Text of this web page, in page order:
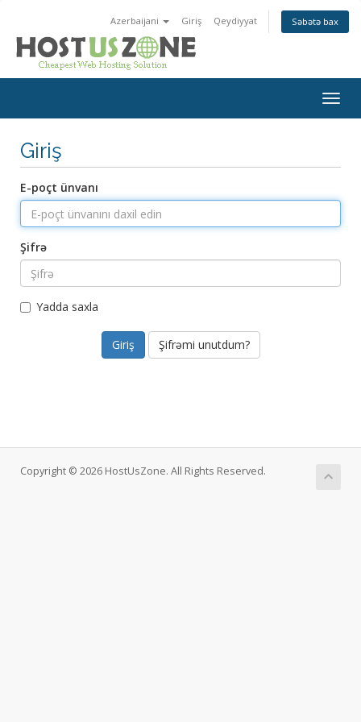
Azerbaijani Giriş Qeydiyyat Səbətə bax
Giriş
E-poçt ünvanı
Şifrə
Yadda saxla
Şifrəmi unutdum?
Copyright © 2026 HostUsZone. All Rights Reserved.